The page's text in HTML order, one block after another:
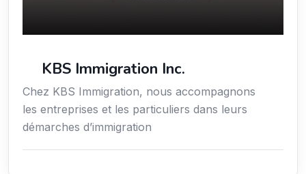
KBS Immigration Inc.
Chez KBS Immigration, nous accompagnons
les entreprises et les particuliers dans leurs
démarches d’immigration